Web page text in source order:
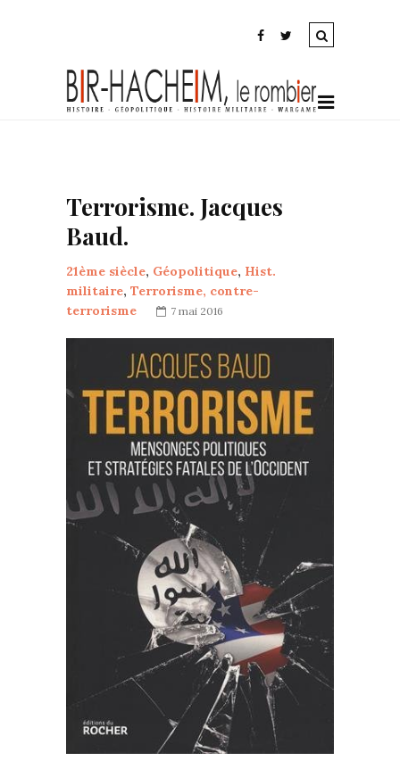
Terrorisme. Jacques
Baud.
21ème siècle, Géopolitique, Hist.
militaire, Terrorisme, contre-
terrorisme
7 mai 2016